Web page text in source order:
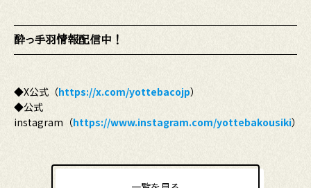
酔っ手羽情報配信中！
◆X公式（https://x.com/yottebacojp）
◆公式
instagram（https://www.instagram.com/yottebakousiki）